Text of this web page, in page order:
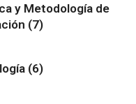
y Metodología de
(7)
(6)